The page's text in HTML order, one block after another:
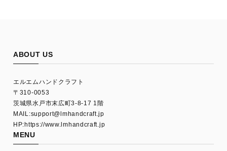
ABOUT US
エルエムハンドクラフト
〒310-0053
茨城県水戸市末広町3-8-17 1階
MAIL:support@lmhandcraft.jp
HP:https://www.lmhandcraft.jp
MENU